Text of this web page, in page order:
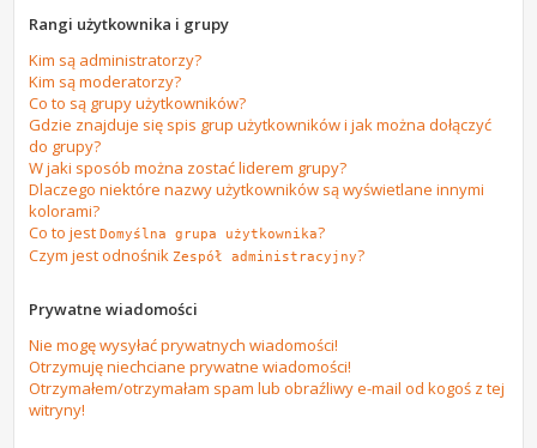
Rangi użytkownika i grupy
Kim są administratorzy?
Kim są moderatorzy?
Co to są grupy użytkowników?
Gdzie znajduje się spis grup użytkowników i jak można dołączyć
do grupy?
W jaki sposób można zostać liderem grupy?
Dlaczego niektóre nazwy użytkowników są wyświetlane innymi
kolorami?
Co to jestDomyślna grupa użytkownika?
Czym jest odnośnikZespół administracyjny?
Prywatne wiadomości
Nie mogę wysyłać prywatnych wiadomości!
Otrzymuję niechciane prywatne wiadomości!
Otrzymałem/otrzymałam spam lub obraźliwy e-mail od kogoś z tej
witryny!